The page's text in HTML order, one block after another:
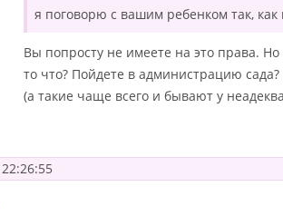
я поговорю с вашим ребенком так,
Вы попросту не имеете на это права. Но
то что? Пойдете в администрацию
(а такие чаще всего и бывают у